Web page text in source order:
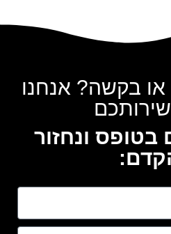
בקשה? אנחנו
בטופס ונחזור